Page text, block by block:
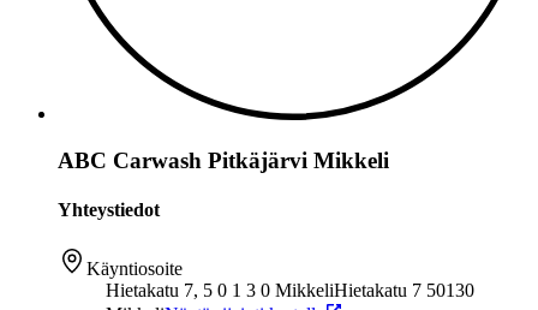
ABC Carwash Pitkäjärvi Mikkeli
Yhteystiedot
Käyntiosoite
Hietakatu 7, 5 0 1 3 0 MikkeliHietakatu 7 50130